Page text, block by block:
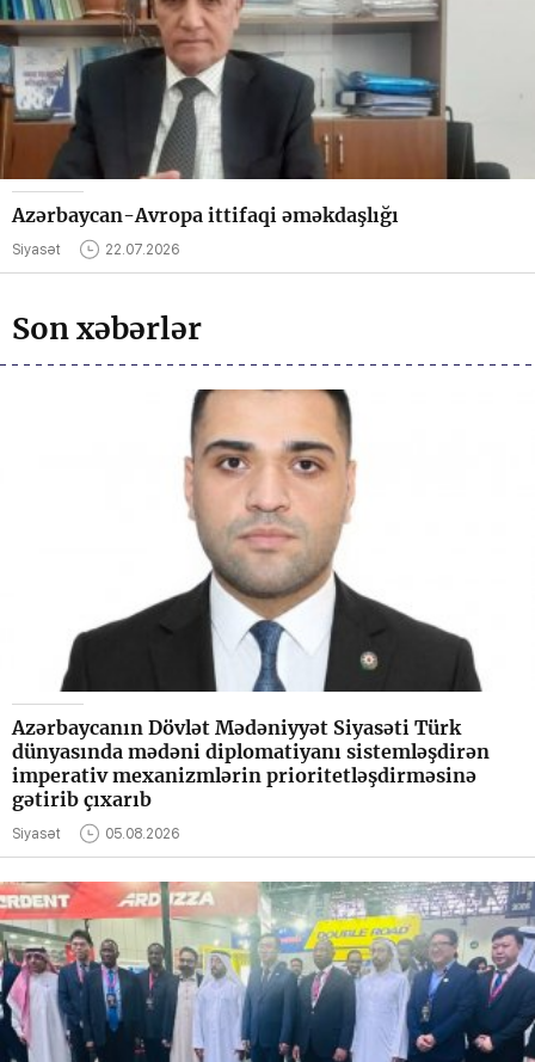
Azərbaycan-Avropa ittifaqi əməkdaşlığı
Siyasət 22.07.2026
Son xəbərlər
Azərbaycanın Dövlət Mədəniyyət Siyasəti Türk
dünyasında mədəni diplomatiyanı sistemləşdirən
imperativ mexanizmlərin prioritetləşdirməsinə
gətirib çıxarıb
Siyasət 05.08.2026